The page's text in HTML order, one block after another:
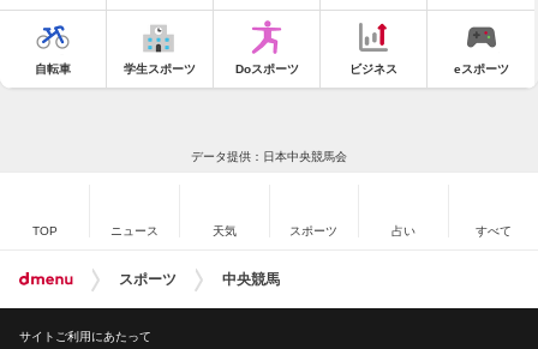
自転車 学生スポーツ Doスポーツ ビジネス eスポーツ
データ提供：日本中央競馬会
TOP ニュース 天気 スポーツ 占い すべて
スポーツ 中央競馬
サイトご利用にあたって